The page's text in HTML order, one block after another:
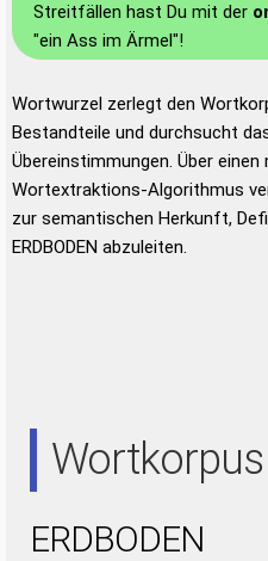
Streitfällen hast Du mit der
"ein Ass im Ärmel"!
Wortwurzel zerlegt den
Bestandteile und durchsucht
Übereinstimmungen. Über
Wortextraktions-Algorithmus
zur semantischen Herkunft,
ERDBODEN abzuleiten.
Wortkorpus
ERDBODEN